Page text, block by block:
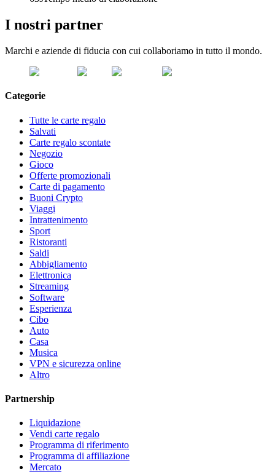
I nostri partner
Marchi e aziende di fiducia con cui collaboriamo in tutto il mondo.
Categorie
Tutte le carte regalo
Salvati
Carte regalo scontate
Negozio
Gioco
Offerte promozionali
Carte di pagamento
Buoni Crypto
Viaggi
Intrattenimento
Sport
Ristoranti
Saldi
Abbigliamento
Elettronica
Streaming
Software
Esperienza
Cibo
Auto
Casa
Musica
VPN e sicurezza online
Altro
Partnership
Liquidazione
Vendi carte regalo
Programma di riferimento
Programma di affiliazione
Mercato